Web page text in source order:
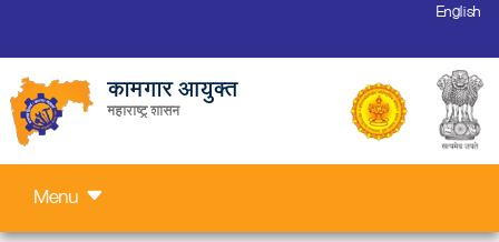
English
कामगार आयुक्त
महाराष्ट्र शासन
Menu